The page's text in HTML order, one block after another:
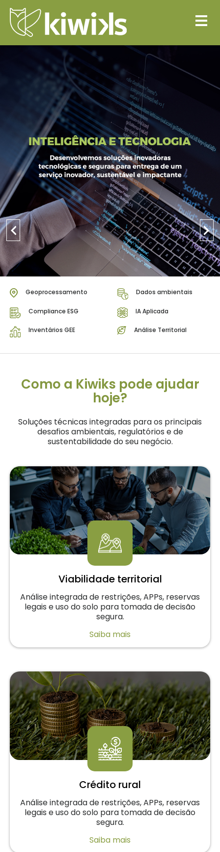
Geoprocessamento Dados ambientais
Compliance ESG IA Aplicada
Inventários GEE Análise Territorial
Como a Kiwiks pode ajudar
hoje?
Soluções técnicas integradas para os principais
desafios ambientais, regulatórios e de
sustentabilidade do seu negócio.
Viabilidade territorial
Análise integrada de restrições, APPs, reservas
legais e uso do solo para tomada de decisão
segura.
Saiba mais
Crédito rural
Análise integrada de restrições, APPs, reservas
legais e uso do solo para tomada de decisão
segura.
Saiba mais